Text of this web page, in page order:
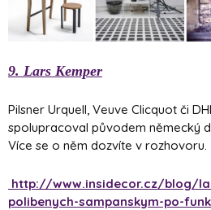
9. Lars Kemper
Pilsner Urquell, Veuve Clicquot či
spolupracoval původem německý
Více se o něm dozvíte v rozhovoru.
http://www.insidecor.cz/blog/
polibenych-sampanskym-po-